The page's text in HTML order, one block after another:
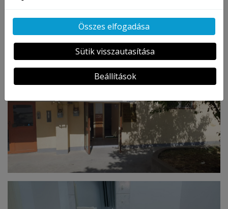
Klinika tasnádi mintavételi pontját is keresheti, ahol egy
felkészült és profi csapat áll majd a rendelkezésére.
Összes elfogadása
Sütik visszautasítása
Beállítások